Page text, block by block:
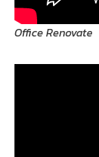
Office Renovate